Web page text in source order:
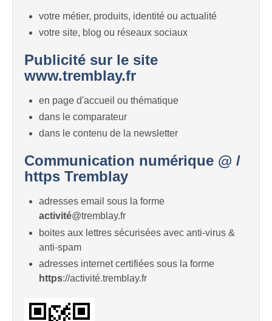
votre métier, produits, identité ou actualité
votre site, blog ou réseaux sociaux
Publicité sur le site
www.tremblay.fr
en page d'accueil ou thématique
dans le comparateur
dans le contenu de la newsletter
Communication numérique @ /
https Tremblay
adresses email sous la forme
activité@tremblay.fr
boites aux lettres sécurisées avec anti-virus &
anti-spam
adresses internet certifiées sous la forme
https://activité.tremblay.fr